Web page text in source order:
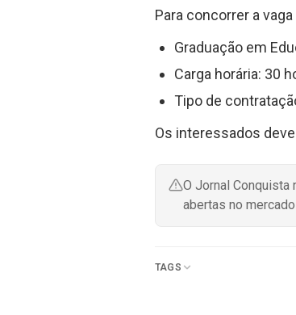
Para concorrer a
Graduação em
Carga horária: 30
Tipo de
Os interessados
O Jornal Conquista
abertas no
TAGS